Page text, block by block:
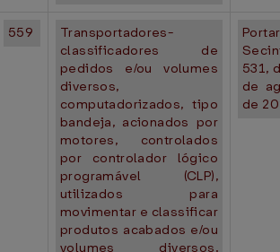
559
Transportadores-
classificadores de
pedidos e/ou volumes
diversos,
computadorizados, tipo
bandeja, acionados por
motores, controlados
por controlador lógico
programável (CLP),
utilizados para
movimentar e classificar
produtos acabados e/ou
volumes diversos,
531,
de
de